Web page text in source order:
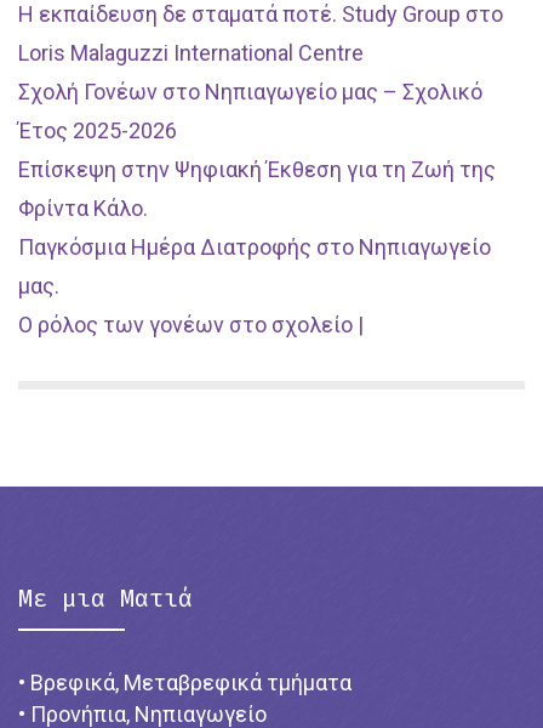
Η εκπαίδευση δε σταματά ποτέ. Study Group στο
Loris Malaguzzi International Centre
Σχολή Γονέων στο Νηπιαγωγείο μας – Σχολικό
Έτος 2025-2026
Επίσκεψη στην Ψηφιακή Έκθεση για τη Ζωή της
Φρίντα Κάλο.
Παγκόσμια Ημέρα Διατροφής στο Νηπιαγωγείο
μας.
Ο ρόλος των γονέων στο σχολείο |
Με μια Ματιά
• Βρεφικά, Μεταβρεφικά τμήματα
• Προνήπια, Νηπιαγωγείο